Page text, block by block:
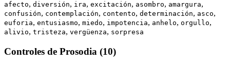
afecto, diversión, ira, excitación, asombro, amargura,
confusión, contemplación, contento, determinación, asco,
euforia, entusiasmo, miedo, impotencia, anhelo, orgullo,
alivio, tristeza, vergüenza, sorpresa
Controles de Prosodia (10)